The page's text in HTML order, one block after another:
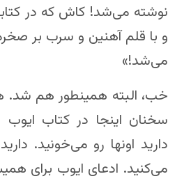
نوشته می‌شد! کاش که در
و با قلم آهنین و سرب بر
می‌شد!»
خب، البته همینطور هم شد.
سخنان اینجا در کتاب
دارید اونها رو می‌خونید.
می‌کنید. ادعای ایوب برای